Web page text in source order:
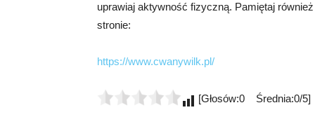
uprawiaj aktywność fizyczną. Pamiętaj
stronie:
https://www.cwanywilk.pl/
[Głosów:0 Średnia:0/5]